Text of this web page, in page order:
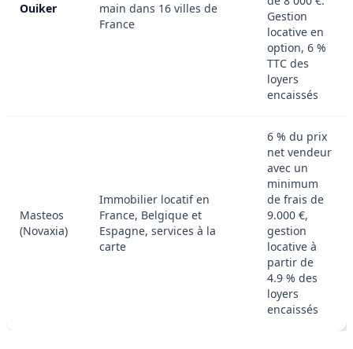
Ouiker
main dans 16 villes de
France
Gestion
locative en
option, 6 %
TTC des
loyers
encaissés
Masteos
(Novaxia)
Immobilier locatif en
France, Belgique et
Espagne, services à la
carte
6 % du prix
net vendeur
avec un
minimum
de frais de
9.000 €,
gestion
locative à
partir de
4.9 % des
loyers
encaissés